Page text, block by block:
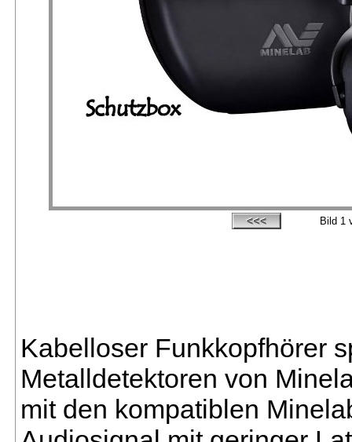
Bild 1
Kabelloser Funkkopfhörer
Metalldetektoren von
mit den kompatiblen